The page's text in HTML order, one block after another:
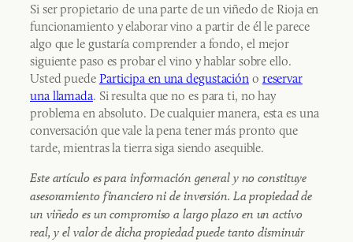
Si ser propietario de una parte de un viñedo de Rioja en
funcionamiento y elaborar vino a partir de él le parece
algo que le gustaría comprender a fondo, el mejor
siguiente paso es probar el vino y hablar sobre ello.
Usted puede Participa en una degustación o reservar
una llamada. Si resulta que no es para ti, no hay
problema en absoluto. De cualquier manera, esta es una
conversación que vale la pena tener más pronto que
tarde, mientras la tierra siga siendo asequible.
Este artículo es para información general y no constituye
asesoramiento financiero ni de inversión. La propiedad de
un viñedo es un compromiso a largo plazo en un activo
real, y el valor de dicha propiedad puede tanto disminuir